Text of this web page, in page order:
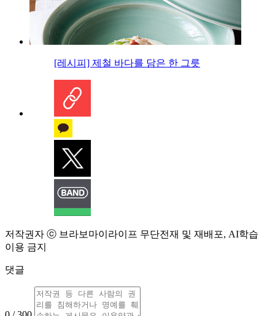
[레시피] 제철 바다를 담은 한 그릇
저작권자 ⓒ 브라보마이라이프 무단전재 및 재배포, AI학습
이용 금지
댓글